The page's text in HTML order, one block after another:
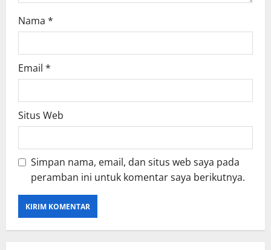
Nama *
Email *
Situs Web
Simpan nama, email, dan situs web saya pada
peramban ini untuk komentar saya berikutnya.